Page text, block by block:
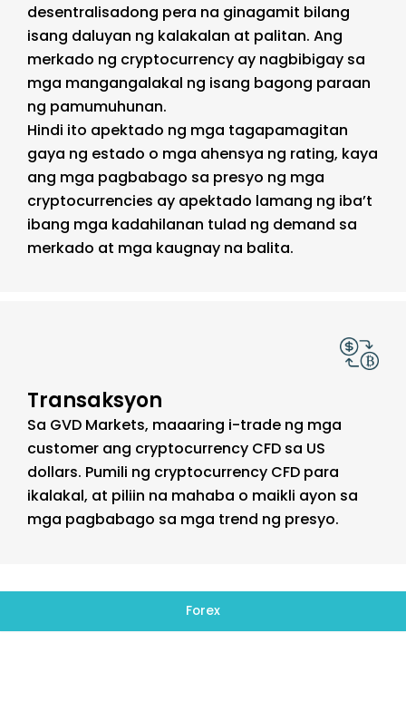
desentralisadong pera na ginagamit bilang
isang daluyan ng kalakalan at palitan. Ang
merkado ng cryptocurrency ay nagbibigay sa
mga mangangalakal ng isang bagong paraan
ng pamumuhunan.
Hindi ito apektado ng mga tagapamagitan
gaya ng estado o mga ahensya ng rating, kaya
ang mga pagbabago sa presyo ng mga
cryptocurrencies ay apektado lamang ng iba’t
ibang mga kadahilanan tulad ng demand sa
merkado at mga kaugnay na balita.
Transaksyon
Sa GVD Markets, maaaring i-trade ng mga
customer ang cryptocurrency CFD sa US
dollars. Pumili ng cryptocurrency CFD para
ikalakal, at piliin na mahaba o maikli ayon sa
mga pagbabago sa mga trend ng presyo.
Forex